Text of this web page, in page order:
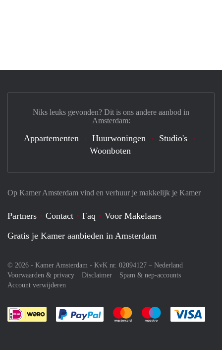
Op Kamer Amsterdam vind en verhuur je makkelijk je Kamer
Partners Contact Faq
Voor Makelaars
Gratis je Kamer aanbieden in Amsterdam
© 2026 - Kamer Amsterdam - KvK nr. 02094127 – Nederland
Voorwaarden & privacy
Disclaimer
Spam & nep-accounts
Account verwijderen
Je rekent gemakkelijk af met Paypal
Je rekent gemakkelijk af met
Je rekent
Niks leuks gevonden? Dit is ons andere aanbod in
Amsterdam:
Appartementen Huurwoningen
Studio's
Woonboten